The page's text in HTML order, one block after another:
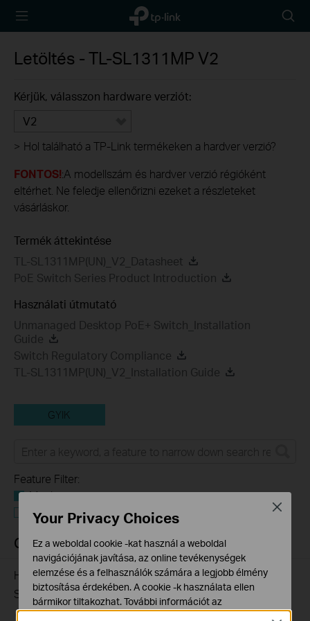
TP-Link,
Reliably
icon
Letöltés -TL-SL1311MP V2
Kérjük, válasszon hardware verziót:
V2
> Hol található a TP-Link termékeken a hardver verzió?
FONTOS!:A modellszám és hardver verzió régióként
eltérhet. Ne feledje ellenőrizni ezeket a részleteket
vásárláskor.
Termék áttekintése
TL-SL1311MP(UN)_V2_Datasheet
PoE Switch Series Product Introduction
Használati útmutató
Unmanaged Desktop PoE+ Switch_Installation
Guide
Switch Regulatory Compliance
TL-SL1311MP(UN)_V2_Installation Guide
GYIK
Feature Filter:
Mind
Troubleshooting
GYIK
How to Troubleshoot Unstable Internet Issue on Omada
Switch
06-24-2026 129875views
Your Privacy Choices
Ez a weboldal cookie -kat használ a weboldal
navigációjának javítása, az online tevékenységek
elemzése és a felhasználók számára a legjobb élmény
biztosítása érdekében. A cookie -k használata ellen
bármikor tiltakozhat. További információt az
Close